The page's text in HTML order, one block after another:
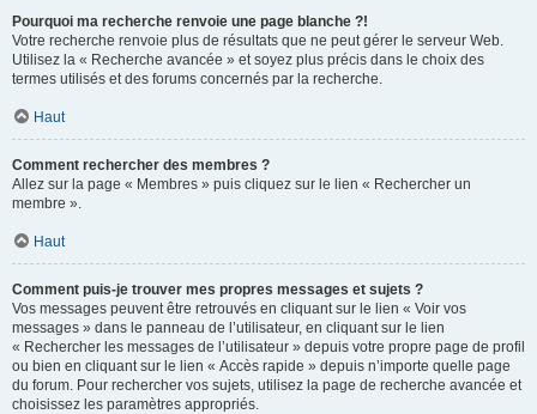
Pourquoi ma recherche renvoie une page blanche ?!
Votre recherche renvoie plus de résultats que ne peut gérer le serveur Web.
Utilisez la « Recherche avancée » et soyez plus précis dans le choix des
termes utilisés et des forums concernés par la recherche.
Haut
Comment rechercher des membres ?
Allez sur la page « Membres » puis cliquez sur le lien « Rechercher un
membre ».
Haut
Comment puis-je trouver mes propres messages et sujets ?
Vos messages peuvent être retrouvés en cliquant sur le lien « Voir vos
messages » dans le panneau de l’utilisateur, en cliquant sur le lien
« Rechercher les messages de l’utilisateur » depuis votre propre page de profil
ou bien en cliquant sur le lien « Accès rapide » depuis n’importe quelle page
du forum. Pour rechercher vos sujets, utilisez la page de recherche avancée et
choisissez les paramètres appropriés.